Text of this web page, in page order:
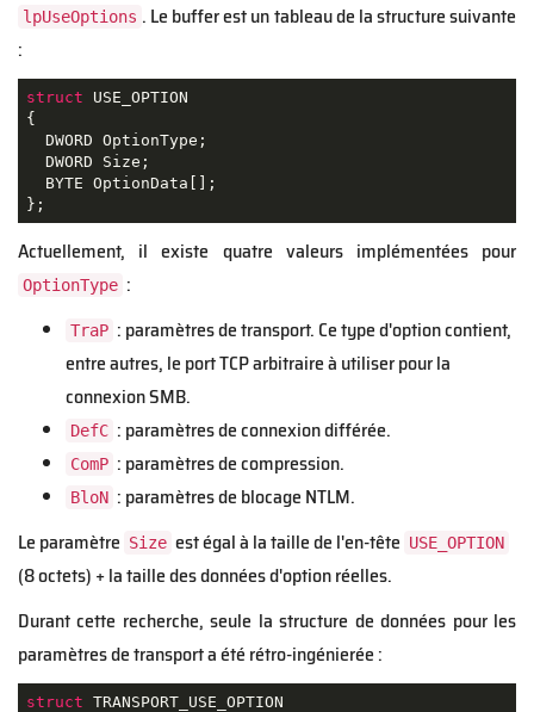
lpUseOptions . Le buffer est un tableau de la structure suivante
:
struct
USE_OPTION
{
  DWORD OptionType;
  DWORD Size;
  BYTE OptionData[];
};
Actuellement, il existe quatre valeurs implémentées pour
OptionType :
TraP : paramètres de transport. Ce type d'option contient,
entre autres, le port TCP arbitraire à utiliser pour la
connexion SMB.
DefC : paramètres de connexion différée.
ComP : paramètres de compression.
BloN : paramètres de blocage NTLM.
Le paramètre Size est égal à la taille de l'en-tête USE_OPTION
(8 octets) + la taille des données d'option réelles.
Durant cette recherche, seule la structure de données pour les
paramètres de transport a été rétro-ingénierée :
struct TRANSPORT_USE_OPTION